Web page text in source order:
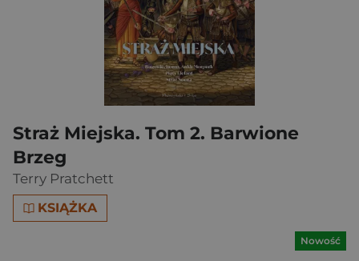
Straż Miejska. Tom 2. Barwione
Brzeg
Terry Pratchett
KSIĄŻKA
Nowość